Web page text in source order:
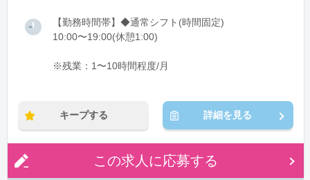
【勤務時間帯】◆通常シフト(時間固定)
10:00〜19:00(休憩1:00)
※残業：1〜10時間程度/月
キープする 詳細を見る
この求人に応募する